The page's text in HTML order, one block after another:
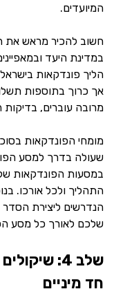
המיועדים.
חשוב להכיר מראש את
במדינת היעד
אך כרוך בתוספות
מרובה עוברים, בדיקות
מומחי הפונדקאות
שעולה בדרך למסע
במסעות הפונדקאות
התהליך ולכל אורכו.
הנדרשים ליצירת הסדר
שלכם לאורך כל מסע
שלב 4:
חד מיניים